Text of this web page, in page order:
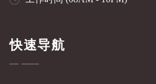
快速导航